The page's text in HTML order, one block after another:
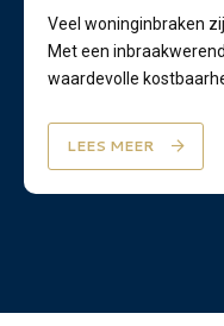
Veel woninginbraken
Met een
waardevolle
LEES MEER